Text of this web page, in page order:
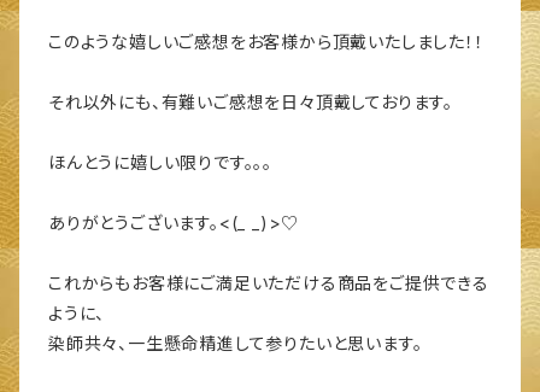
このような嬉しいご感想をお客様から頂戴いたしました！！
それ以外にも、有難いご感想を日々頂戴しております。
ほんとうに嬉しい限りです。。。
ありがとうございます。<(_ _)>♡
これからもお客様にご満足いただける商品をご提供できる
ように、
染師共々、一生懸命精進して参りたいと思います。